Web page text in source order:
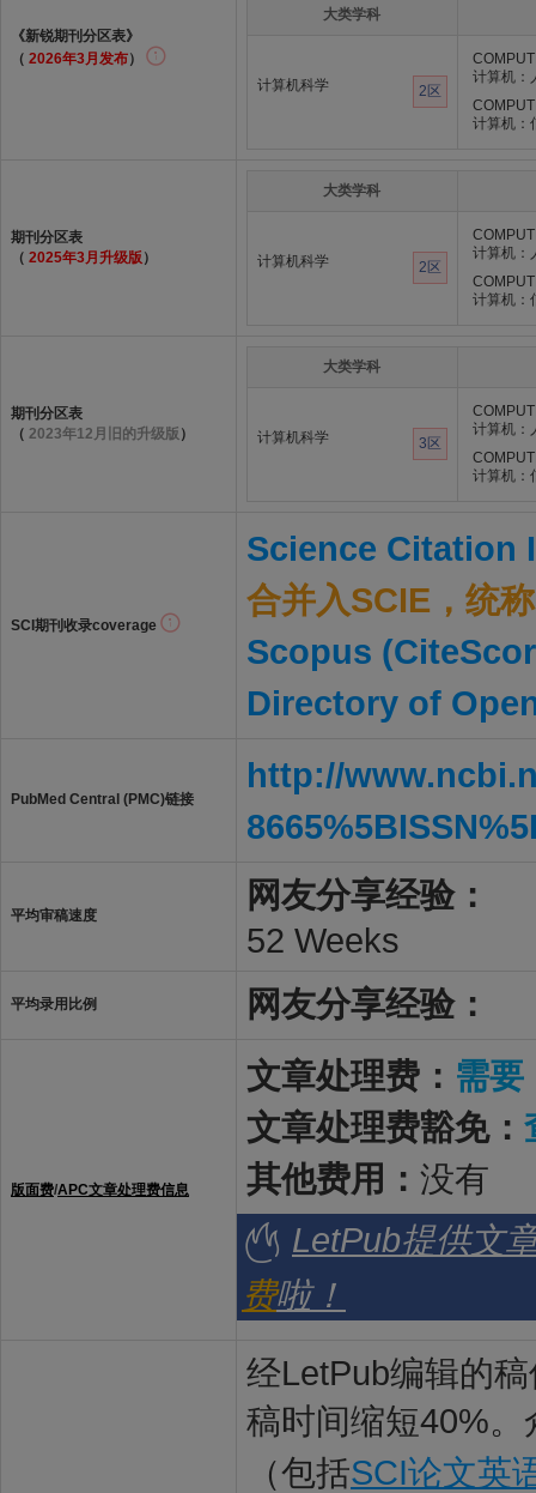
《新锐期刊分区表》
（ 2026年3月发布）
大类学科
计算机科学 2区
计算机：
计算机：
期刊分区表
（ 2025年3月升级版 ）
大类学科
计算机科学 2区
计算机：
计算机：
期刊分区表
（ 2023年12月旧的升级版 ）
大类学科
计算机科学 3区
计算机：
计算机：
SCI期刊收录coverage
Science Citation
合并入SCIE，统
Scopus
Directory of
PubMed Central (PMC)链接
http://
平均审稿速度
网友分享经验：
52 Weeks
平均录用比例 网友分享经验：
版面费/APC文章处理费信息
文章处理费： 需要
文章处理费豁免：
其他费用： 没有
LetPub提供文
费啦！
经LetPub编辑的
稿时间缩短40%
（包括SCI论文英